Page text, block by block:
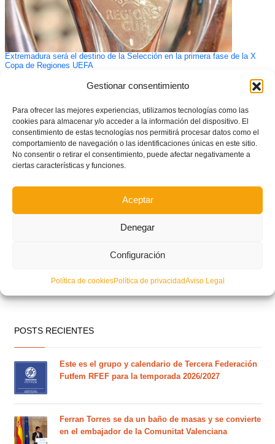
Gestionar consentimiento
Para ofrecer las mejores experiencias, utilizamos tecnologías como las
cookies para almacenar y/o acceder a la información del dispositivo. El
consentimiento de estas tecnologías nos permitirá procesar datos como el
comportamiento de navegación o las identificaciones únicas en este sitio.
No consentir o retirar el consentimiento, puede afectar negativamente a
ciertas características y funciones.
Aceptar
Denegar
Configuración
Política de cookiesPolítica de privacidadAviso Legal
Extremadura será el destino de la Selección en la primera fase de la X
Copa de Regiones UEFA
POSTS RECIENTES
Este es el grupo y calendario de Tercera Federación
Futfem RFEF para la temporada 2026/2027
Ferran Torres se da un baño de masas y se convierte
en el embajador de la Comunitat Valenciana